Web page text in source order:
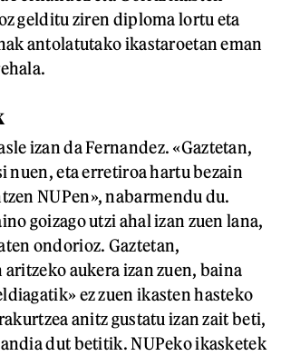
gelditu ziren diploma lortu eta
antolatutako ikastaroetan eman
izan da Fernandez. «Gaztetan,
nuen, eta erretiroa hartu bezain
NUPen», nabarmendu du.
goizago utzi ahal izan zuen lana,
ondorioz. Gaztetan,
aukera izan zuen, baina
ez zuen ikasten hasteko
anitz gustatu izan zait beti,
dut betitik. NUPeko ikasketek